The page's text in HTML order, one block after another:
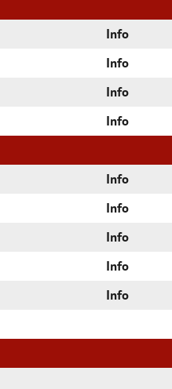
Info
Info
Info
Info
Info
Info
Info
Info
Info